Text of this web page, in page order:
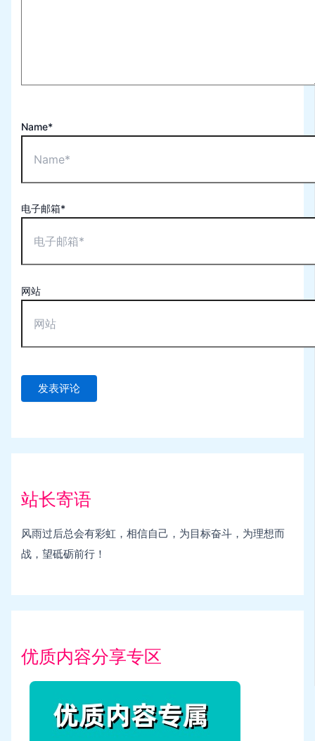
Name*
电子邮箱*
网站
站长寄语
风雨过后总会有彩虹，相信自己，为目标奋斗，为理想而
战，望砥砺前行！
优质内容分享专区